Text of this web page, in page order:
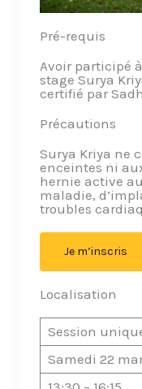
Pré-requis
Avoir participé
stage Surya
certifié par
Précautions
Surya Kriya ne
enceintes ni
hernie active
maladie,
troubles
Je m’inscris
Localisation
Session
Samedi 22